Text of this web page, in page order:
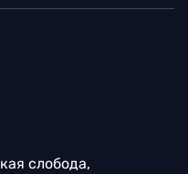
слобода,